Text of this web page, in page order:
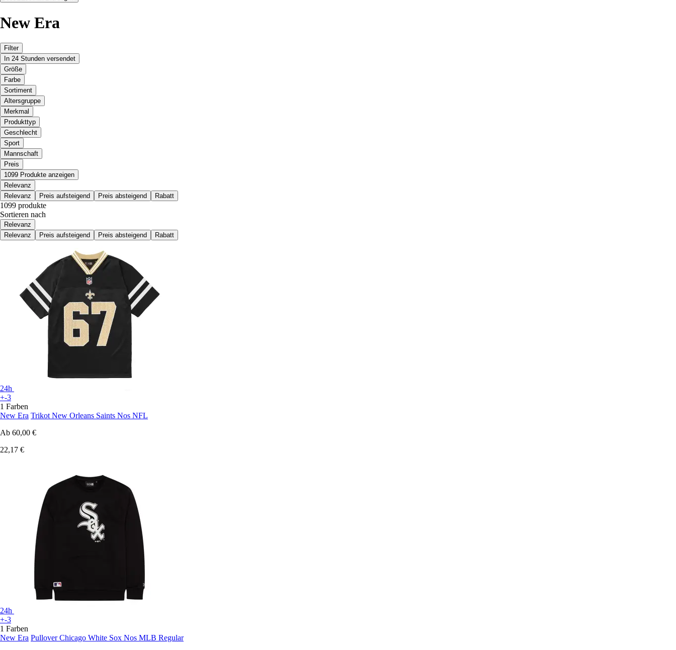
New Era
Filter
In 24 Stunden versendet
Größe
Farbe
Sortiment
Altersgruppe
Merkmal
Produkttyp
Geschlecht
Sport
Mannschaft
Preis
1099 Produkte anzeigen
Relevanz
Relevanz
Preis aufsteigend Preis absteigend Rabatt
1099 produkte
Sortieren nach
Relevanz
Relevanz
Preis aufsteigend Preis absteigend Rabatt
24h
+-3
1 Farben
New Era Trikot New Orleans Saints Nos NFL
Ab 60,00 €
22,17 €
24h
+-3
1 Farben
New Era Pullover Chicago White Sox Nos MLB Regular